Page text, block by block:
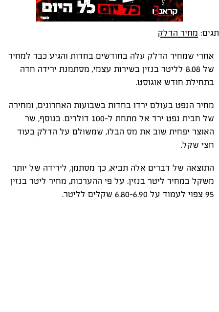
תגים: מחיר הדלק
אחרי שמחיר הדלק עלה בחודשים בחדות והגיע כבר למחיר
של 8.08 לליטר בנזין בשירות עצמי, מסתמנת ירידה חדה
בתחילת חודש אוגוסט.
מחיר הנפט בעולם ירדו בחדות בשבועות האחרונים, ומחירה
של חבית נפט ירד אל מתחת ל-100 דולרים. בנוסף, שר
האוצר יפחית שוב את מס הבלו, שמשולם על הדלק בעוד
חצי שקל.
התוצאה של דברים אלה תביא, כך מסתמן, לירידה של יותר
משקל במחיר ליטר בנזין. על פי ההערכות, מחיר ליטר בנזין
95 צפוי לעמוד
על 6.80-6.90 שקלים לליטר.